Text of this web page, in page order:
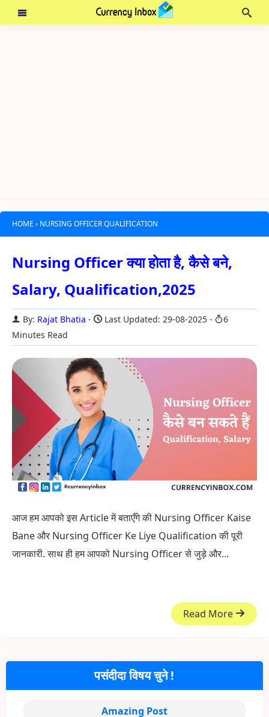
HOME › NURSING OFFICER QUALIFICATION
Nursing Officer क्या होता है, कैसे बने,
Salary, Qualification,2025
By: Rajat Bhatia Last Updated: 29-08-2025
6
Minutes Read
आज हम आपको इस Article में बताएँगे की Nursing Officer Kaise
Bane और Nursing Officer Ke Liye Qualification की पूरी
जानकारी. साथ ही हम आपको Nursing Officer से जुड़े और...
Read More
पसंदीदा विषय चुने !
Amazing Post